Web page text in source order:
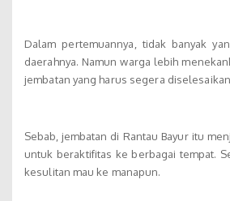
Dalam pertemuannya, tidak banyak
daerahnya. Namun warga lebih
jembatan yang harus segera
Sebab, jembatan di Rantau Bayur itu
untuk beraktifitas ke berbagai tempat.
kesulitan mau ke manapun.